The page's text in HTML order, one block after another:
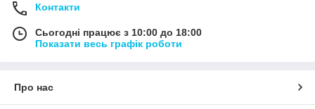
Контакти
Сьогодні працює з 10:00 до 18:00
Показати весь графік роботи
Про нас